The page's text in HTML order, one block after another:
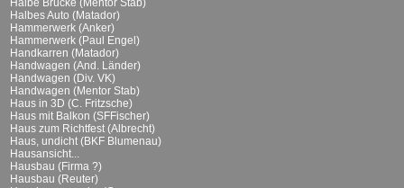
Halbe Brücke (Mentor Stab)
Halbes Auto (Matador)
Hammerwerk (Anker)
Hammerwerk (Paul Engel)
Handkarren (Matador)
Handwagen (And. Länder)
Handwagen (Div. VK)
Handwagen (Mentor Stab)
Haus in 3D (C. Fritzsche)
Haus mit Balkon (SFFischer)
Haus zum Richtfest (Albrecht)
Haus, undicht (BKF Blumenau)
Hausansicht...
Hausbau (Firma ?)
Hausbau (Reuter)